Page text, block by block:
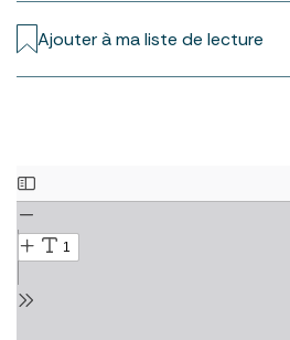
Ajouter à ma liste de lecture